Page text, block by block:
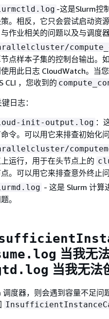
-这是Slurm控
。相反，它只会尝试启动资
作业相关的问题以及与调度
点样本子集的控制台输出。
用此日志 CloudWatch。当
CLI ，您收到的
日志：
init-output.log ：
令。可以用它来排查初始化问
运行，用于在头节点上的
。可以用它来排查意外终止问
- 这是 Slurm 计算
。
当我无
当我无法
度器，则会遇到容量不足问